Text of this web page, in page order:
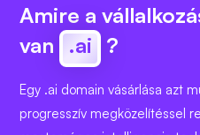
Amire a
van
.ai ?
Egy .ai domain vásárlása azt
progresszív megközelítéssel